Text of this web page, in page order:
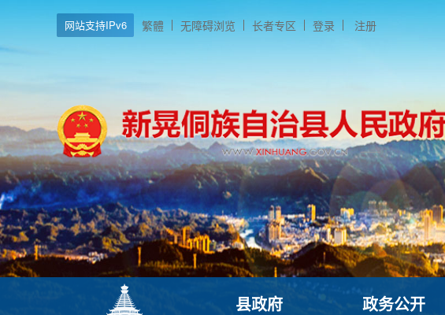
网站支持IPv6 繁體 无障碍浏览 长者专区 登录 注册
县政府 政务公开